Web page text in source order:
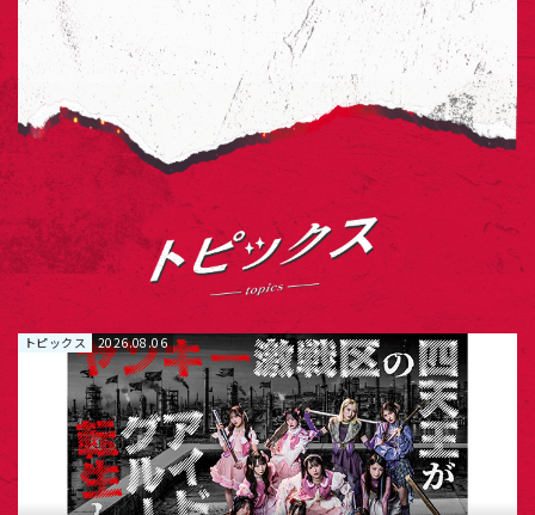
トピックス 2026.08.06